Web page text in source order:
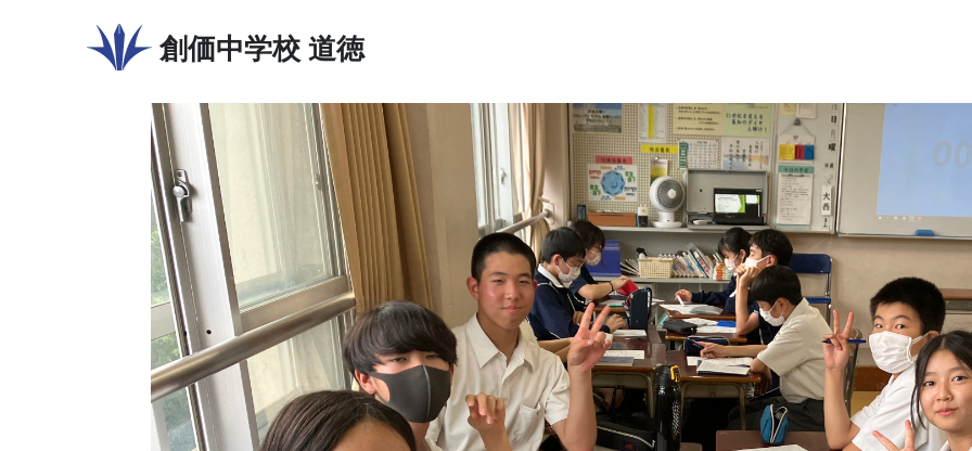
創価中学校 道徳